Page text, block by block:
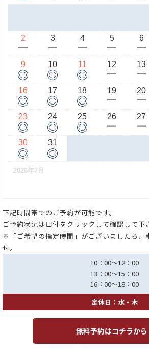
2
ー
3
ー
4
ー
5
ー
6
ー
9
◎
10
◎
11
◎
12
ー
13
ー
16
◎
17
◎
18
◎
19
ー
20
ー
23
◎
24
◎
25
◎
26
ー
27
ー
30
◎
31
◎
2026年7月
下記時間帯でのご予約が可能です。
ご予約状況は日付をクリックして確認して下
※「ご希望の指定時間」がございましたら、
せ。
10：00～12：00
13：00～15：00
16：00～18：00
定休日：水・木
無料予約はコチラから